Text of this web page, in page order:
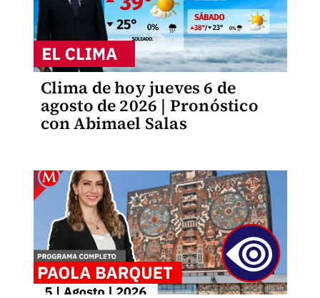
Clima de hoy jueves 6 de
agosto de 2026 | Pronóstico
con Abimael Salas